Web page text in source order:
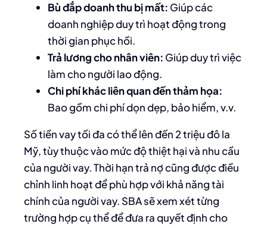
Bù đắp doanh thu bị mất: Giúp các
doanh nghiệp duy trì hoạt động trong
thời gian phục hồi.
Trả lương cho nhân viên: Giúp duy trì việc
làm cho người lao động.
Chi phí khác liên quan đến thảm họa:
Bao gồm chi phí dọn dẹp, bảo hiểm, v.v.
Số tiền vay tối đa có thể lên đến 2 triệu đô la
Mỹ, tùy thuộc vào mức độ thiệt hại và nhu cầu
của người vay. Thời hạn trả nợ cũng được điều
chỉnh linh hoạt để phù hợp với khả năng tài
chính của người vay. SBA sẽ xem xét từng
trường hợp cụ thể để đưa ra quyết định cho